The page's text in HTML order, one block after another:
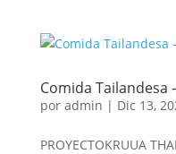
Comida Tailandesa
por admin | Dic 13,
PROYECTOKRUUA